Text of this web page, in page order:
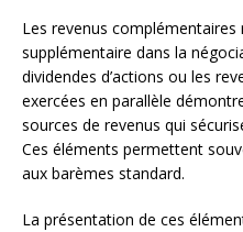
Les revenus
supplémentaire dans la
dividendes d’actions ou les
exercées en parallèle
sources de revenus qui
Ces éléments permettent
aux barèmes standard.
La présentation de ces